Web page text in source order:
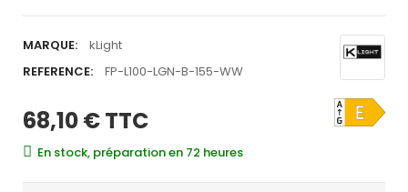
MARQUE:
kLight
REFERENCE:
FP-L100-LGN-B-155-WW
68,10 €TTC
En stock, préparation en 72 heures